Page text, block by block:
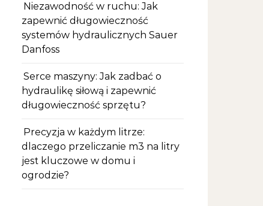
Niezawodność w ruchu: Jak
zapewnić długowieczność
systemów hydraulicznych Sauer
Danfoss
Serce maszyny: Jak zadbać o
hydraulikę siłową i zapewnić
długowieczność sprzętu?
Precyzja w każdym litrze:
dlaczego przeliczanie m3 na litry
jest kluczowe w domu i
ogrodzie?